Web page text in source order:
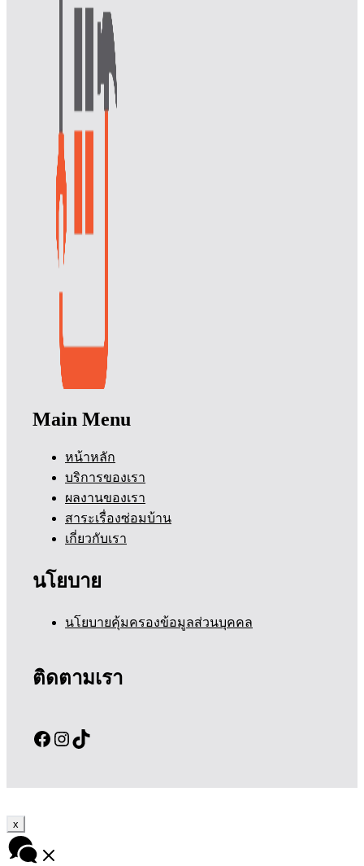
Main Menu
หน้าหลัก
บริการของเรา
ผลงานของเรา
สาระเรื่องซ่อมบ้าน
เกี่ยวกับเรา
นโยบาย
นโยบายคุ้มครองข้อมูลส่วนบุคคล
ติดตามเรา
Facebook
Instagram
TikTok
x